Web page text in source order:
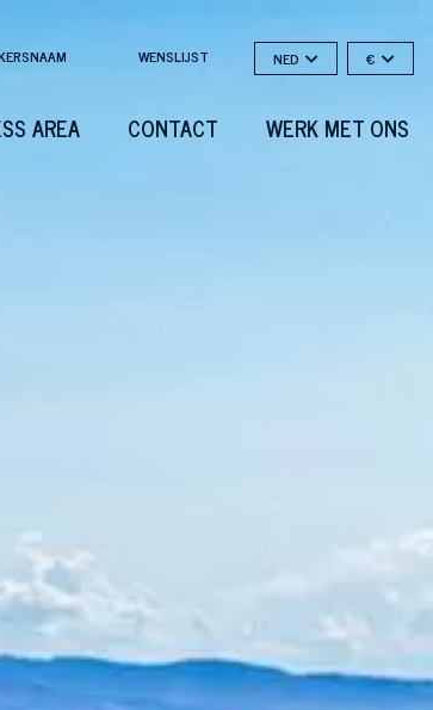
WENSLIJST NED €
AREA CONTACT WERK MET ONS